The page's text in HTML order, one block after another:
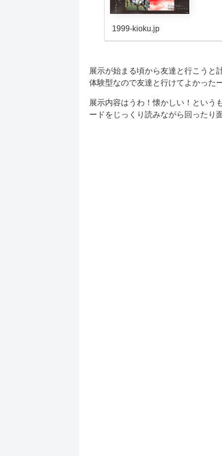
1999-kioku.jp
展示が始まる頃から友達と行こうと
体験型なので友達と行けてよかった
展示内容はうわ！懐かしい！という
ードをじっくり読みながら回ったり